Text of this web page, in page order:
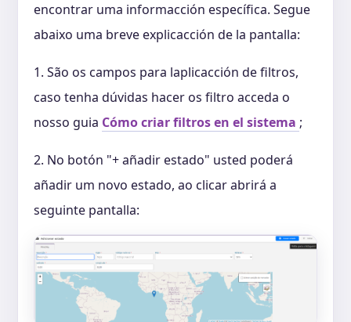
encontrar uma informacción específica. Segue
abaixo uma breve explicacción de la pantalla:
1. São os campos para laplicacción de filtros,
caso tenha dúvidas hacer os filtro acceda o
nosso guia Cómo criar filtros en el sistema ;
2. No botón "+ añadir estado" usted poderá
añadir um novo estado, ao clicar abrirá a
seguinte pantalla: